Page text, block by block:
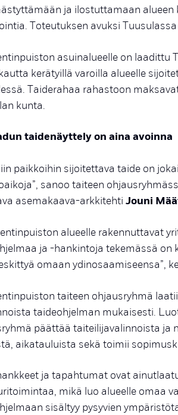
ja ilostuttamaan
Toteutuksen avuksi
asuinalueelle on laadittu
kerätyillä varoilla alueelle
Taiderahaa rahastoon
kunta.
taidenäyttely on aina avoinna
paikkoihin sijoitettava taide on
sanoo taiteen
asemakaava-arkkitehtiJouni
alueelle rakennuttavat
ja -hankintoja tekemässä on
omaan ydinosaamiseensa”,
taiteen ohjausryhmä
taideohjelman mukaisesti.
päättää taiteilijavalinnoista ja
aikatauluista sekä toimii
ja tapahtumat ovat
mikä luo alueelle omaa
sisältyy pysyvien